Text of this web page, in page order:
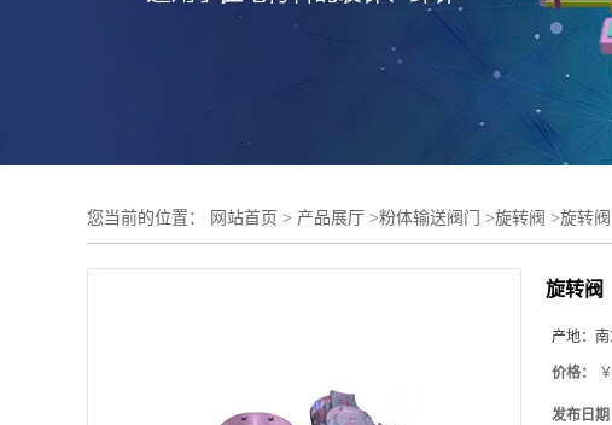
您当前的位置： 网站首页 > 产品展厅 >粉体输送阀门 >旋转阀 >旋转阀
旋转阀
产地：
价格：
发布日期